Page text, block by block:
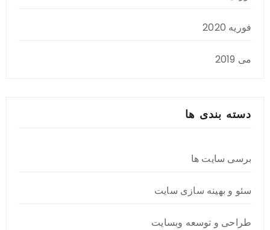
فوریه 2020
می 2019
دسته بندی ها
برسی سایت ها
سئو و بهینه سازی سایت
طراحی و توسعه وبسایت